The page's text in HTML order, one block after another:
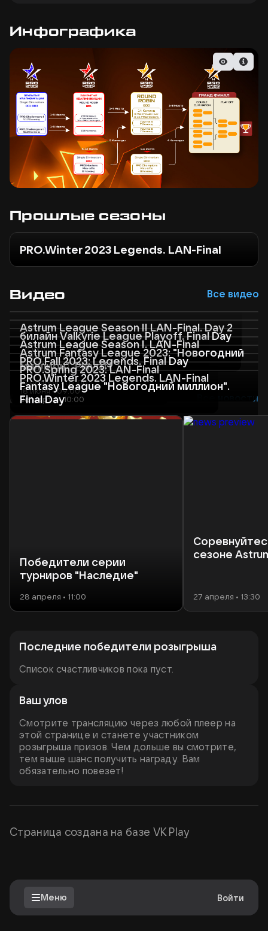
Меню Войти
Инфографика
Прошлые сезоны
PRO.Winter 2023 Legends. LAN-Final
Видео Все видео
Astrum League Season II LAN-Final. Day 2
28 июля • 11:00
билайн Valkyrie League Playoff. Final Day
26 мая • 12:00
Astrum League Season I. LAN-Final
28 апреля • 08:00
Astrum Fantasy League 2023: "Новогодний
миллион". Playoff
24 декабря • 10:00
PRO.Fall 2023: Legends. Final Day
19 ноября • 07:00
PRO.Spring 2023: LAN-Final
18 июня • 09:00
PRO.Winter 2023 Legends. LAN-Final
26 марта • 10:00
Fantasy League "Новогодний миллион".
Final Day
18 декабря • 14:00
Новости Все новости
Победители серии
турниров "Наследие"
28 апреля • 11:00
сезоне
27 апреля • 13:30
Последние победители розыгрыша
Список счастливчиков пока пуст.
Ваш улов
Смотрите трансляцию через любой плеер на
этой странице и станете участником
розыгрыша призов. Чем дольше вы смотрите,
тем выше шанс получить награду. Вам
обязательно повезет!
Страница создана на базе VK Play